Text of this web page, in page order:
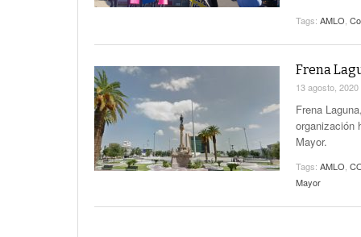
Tags: AMLO
Frena
13 agosto, 2020
Frena
organización
Mayor.
Tags: AMLO
Mayor